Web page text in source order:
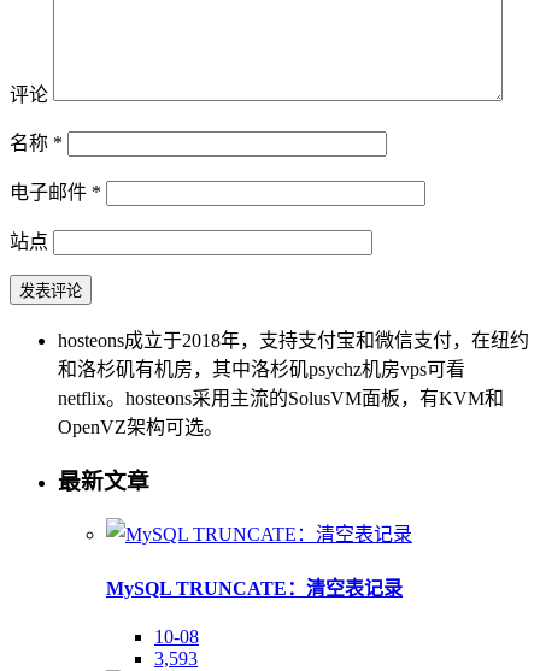
评论
名称 *
电子邮件 *
站点
hosteons成立于2018年，支持支付宝和微信支付，在纽约
和洛杉矶有机房，其中洛杉矶psychz机房vps可看
netflix。hosteons采用主流的SolusVM面板，有KVM和
OpenVZ架构可选。
最新文章
MySQL TRUNCATE：清空表记录
10-08
3,593